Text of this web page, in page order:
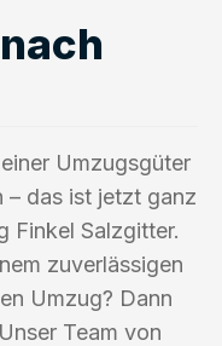
Umzugsgüter
– das ist jetzt ganz
Finkel Salzgitter.
zuverlässigen
Umzug? Dann
Team von